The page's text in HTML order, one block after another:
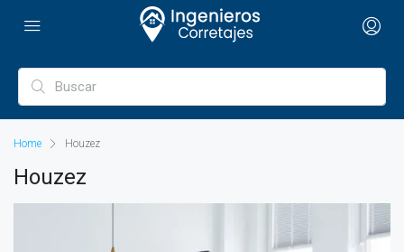
Home Houzez
Houzez